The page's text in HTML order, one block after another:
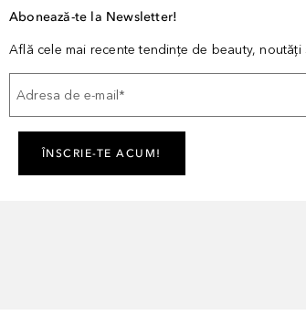
Abonează-te la Newsletter!
Află cele mai recente tendințe de beauty, noutăți
Adresa de e-mail *
ÎNSCRIE-TE ACUM!